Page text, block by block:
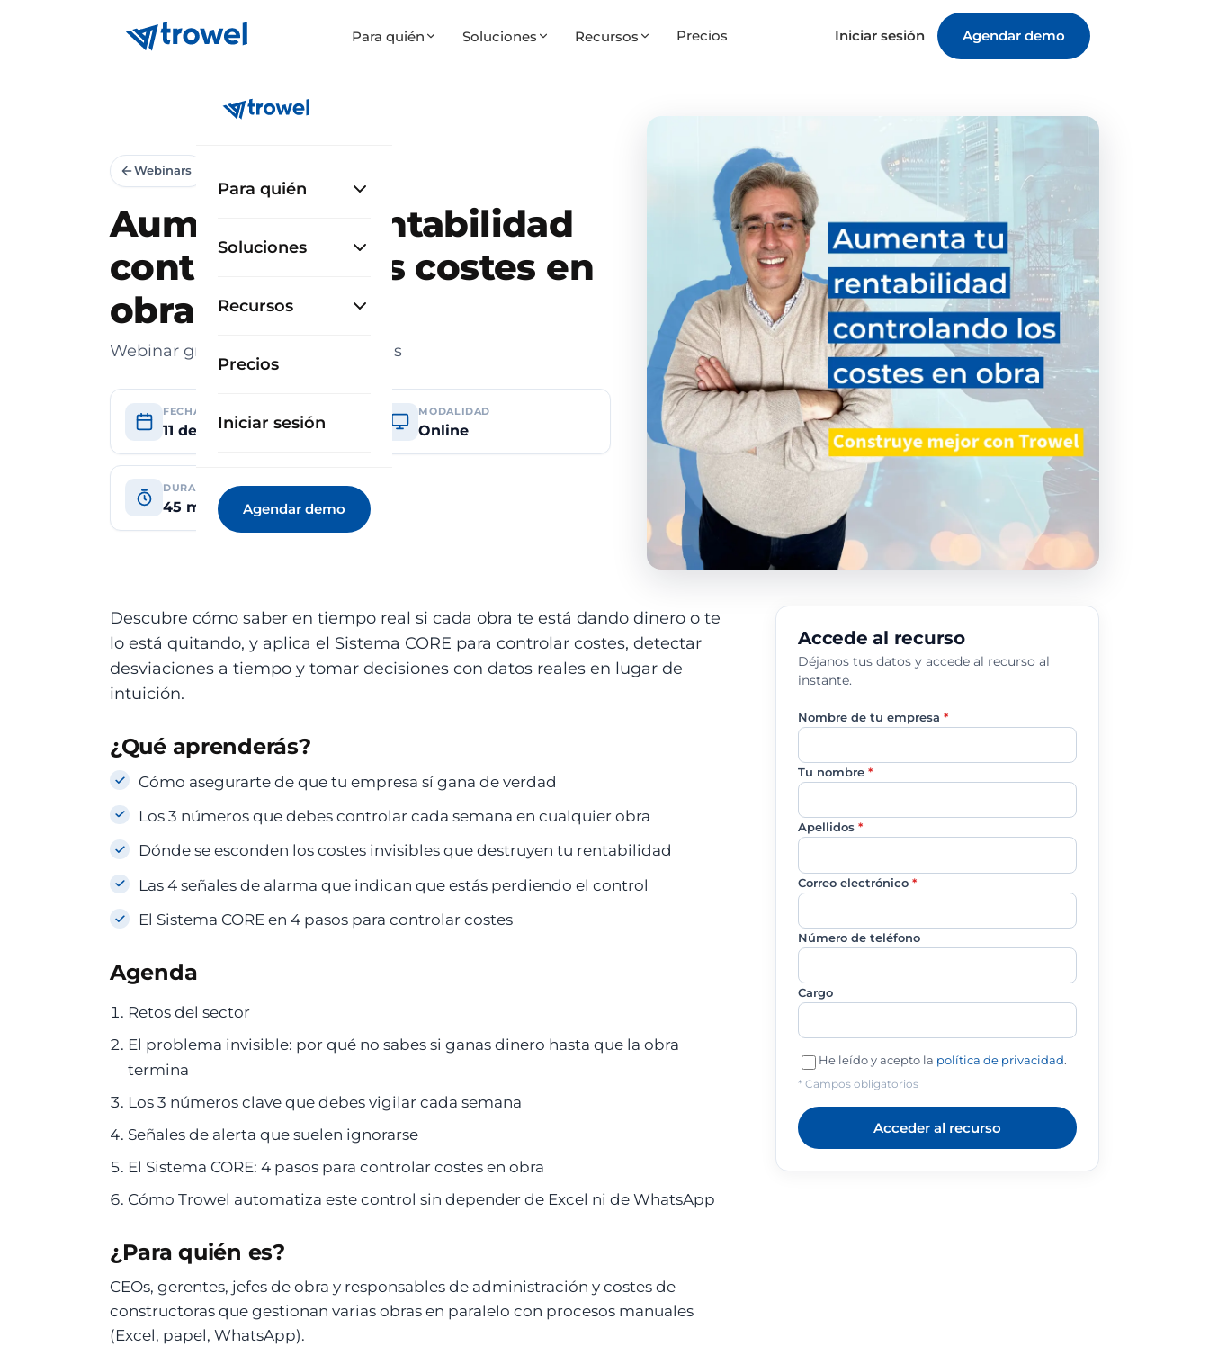
Para quién Soluciones Recursos Precios Iniciar sesión Agendar demo
Para quién
Soluciones
Recursos
Precios
Iniciar sesión
Agendar demo
Webinars
Aumenta tu rentabilidad
controlando los costes en
obra
Webinar gratuito para constructoras
FECHA
11 de junio de 2026
MODALIDAD
Online
DURACIÓN
45 min
Descubre cómo saber en tiempo real si cada obra te está dando dinero o te
lo está quitando, y aplica el Sistema CORE para controlar costes, detectar
desviaciones a tiempo y tomar decisiones con datos reales en lugar de
intuición.
¿Qué aprenderás?
Cómo asegurarte de que tu empresa sí gana de verdad
Los 3 números que debes controlar cada semana en cualquier obra
Dónde se esconden los costes invisibles que destruyen tu rentabilidad
Las 4 señales de alarma que indican que estás perdiendo el control
El Sistema CORE en 4 pasos para controlar costes
Agenda
Retos del sector
El problema invisible: por qué no sabes si ganas dinero hasta que la obra
termina
Los 3 números clave que debes vigilar cada semana
Señales de alerta que suelen ignorarse
El Sistema CORE: 4 pasos para controlar costes en obra
Cómo Trowel automatiza este control sin depender de Excel ni de WhatsApp
¿Para quién es?
CEOs, gerentes, jefes de obra y responsables de administración y costes de
constructoras que gestionan varias obras en paralelo con procesos manuales
(Excel, papel, WhatsApp).
Accede al recurso
Déjanos tus datos y accede al recurso al
instante.
Nombre de tu empresa *
Tu nombre *
Apellidos *
Correo electrónico *
Número de teléfono
Cargo
He leído y acepto la política de privacidad.
* Campos obligatorios
Acceder al recurso